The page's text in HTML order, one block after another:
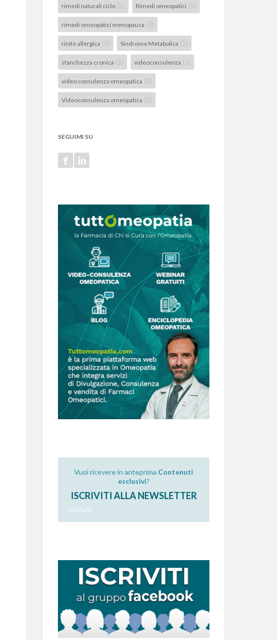
rimedi naturali ciclo (2) Rimedi omeopatici (5)
rimedi omeopatici menopausa (3)
rinite allergica (2) Sindrome Metabolica (2)
stanchezza cronica (2) videoconsulenza (2)
video consulenza omeopatica (3)
Videoconsulenza omeopatica (2)
SEGUIMI SU
Vuoi ricevere in anteprima Contenuti
esclusivi?
ISCRIVITI ALLA NEWSLETTER
Iscriviti